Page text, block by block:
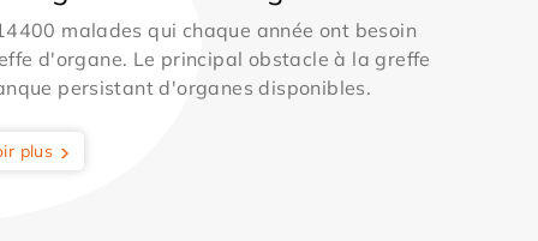
malades qui chaque année ont besoin
d'organe. Le principal obstacle à la greffe
persistant d'organes disponibles.
plus